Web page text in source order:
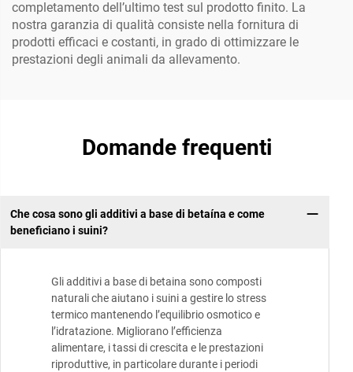
completamento dell’ultimo test sul prodotto finito. La
nostra garanzia di qualità consiste nella fornitura di
prodotti efficaci e costanti, in grado di ottimizzare le
prestazioni degli animali da allevamento.
Domande frequenti
Che cosa sono gli additivi a base di betaína e come
beneficiano i suini?
Gli additivi a base di betaina sono composti
naturali che aiutano i suini a gestire lo stress
termico mantenendo l’equilibrio osmotico e
l’idratazione. Migliorano l’efficienza
alimentare, i tassi di crescita e le prestazioni
riproduttive, in particolare durante i periodi